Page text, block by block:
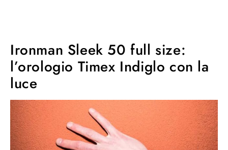
Ironman Sleek 50 full size:
l’orologio Timex Indiglo con la
luce